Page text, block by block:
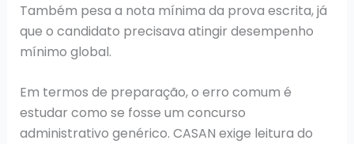
Também pesa a nota mínima da prova escrita, já
que o candidato precisava atingir desempenho
mínimo global.
Em termos de preparação, o erro comum é
estudar como se fosse um concurso
administrativo genérico. CASAN exige leitura do